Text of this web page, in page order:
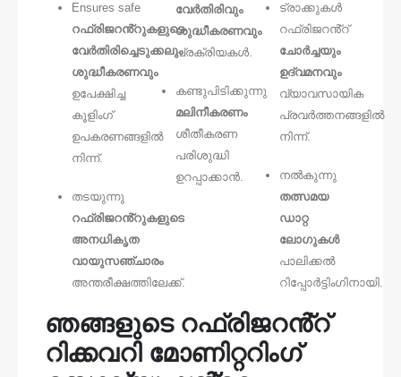
Ensures safe
റഫ്രിജറൻ്റുകളുടെ
വേർതിരിച്ചെടുക്കലും
ശുദ്ധീകരണവും
ഉപേക്ഷിച്ച
കൂളിംഗ്
ഉപകരണങ്ങളിൽ
നിന്ന്.
തടയുന്നു
റഫ്രിജറൻ്റുകളുടെ
അനധികൃത
വായുസഞ്ചാരം
അന്തരീക്ഷത്തിലേക്ക്.
വേർതിരിവും
ശുദ്ധീകരണവും
പ്രക്രിയകൾ.
കണ്ടുപിടിക്കുന്നു
മലിനീകരണം
ശീതീകരണ
പരിശുദ്ധി
ഉറപ്പാക്കാൻ.
ട്രാക്കുകൾ
റഫ്രിജറൻ്റ്
ചോർച്ചയും
ഉദ്വമനവും
വ്യാവസായിക
പ്രവർത്തനങ്ങളിൽ
നിന്ന്.
നൽകുന്നു
തത്സമയ
ഡാറ്റ
ലോഗുകൾ
പാലിക്കൽ
റിപ്പോർട്ടിംഗിനായി.
ഞങ്ങളുടെ റഫ്രിജറൻ്റ്
റിക്കവറി മോണിറ്ററിംഗ്